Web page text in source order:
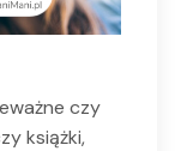
czy
książki,